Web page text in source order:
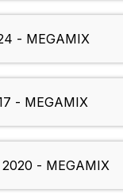
- MEGAMIX
- MEGAMIX
- MEGAMIX